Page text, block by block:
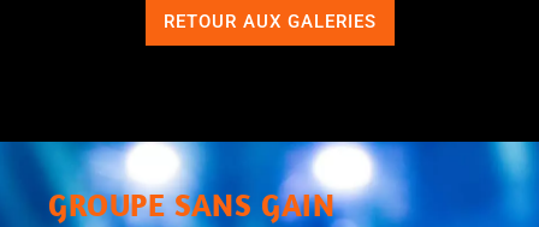
RETOUR AUX GALERIES
GROUPE SANS GAIN